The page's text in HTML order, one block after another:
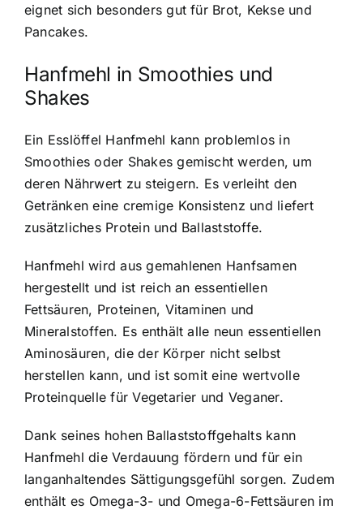
eignet sich besonders gut für Brot, Kekse und
Pancakes.
Hanfmehl in Smoothies und
Shakes
Ein Esslöffel Hanfmehl kann problemlos in
Smoothies oder Shakes gemischt werden, um
deren Nährwert zu steigern. Es verleiht den
Getränken eine cremige Konsistenz und liefert
zusätzliches Protein und Ballaststoffe.
Hanfmehl wird aus gemahlenen Hanfsamen
hergestellt und ist reich an essentiellen
Fettsäuren, Proteinen, Vitaminen und
Mineralstoffen. Es enthält alle neun essentiellen
Aminosäuren, die der Körper nicht selbst
herstellen kann, und ist somit eine wertvolle
Proteinquelle für Vegetarier und Veganer.
Dank seines hohen Ballaststoffgehalts kann
Hanfmehl die Verdauung fördern und für ein
langanhaltendes Sättigungsgefühl sorgen. Zudem
enthält es Omega-3- und Omega-6-Fettsäuren im